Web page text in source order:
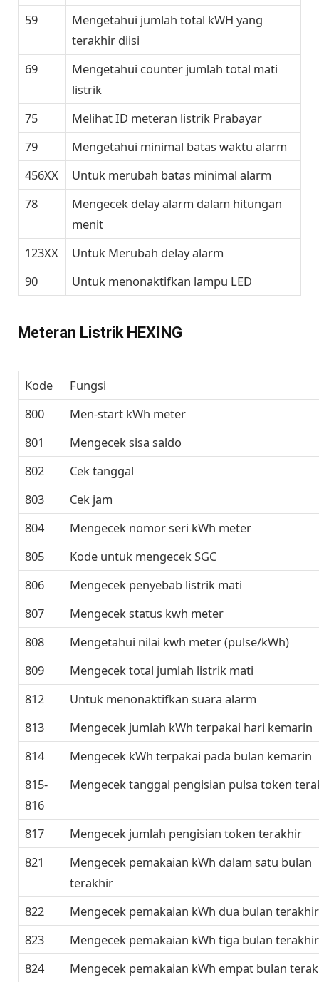
59
Mengetahui jumlah total kWH yang
terakhir diisi
69
Mengetahui counter jumlah total mati
listrik
75
Melihat ID meteran listrik Prabayar
79
Mengetahui minimal batas waktu alarm
456XX
Untuk merubah batas minimal alarm
78
Mengecek delay alarm dalam hitungan
menit
123XX
Untuk Merubah delay alarm
90
Untuk menonaktifkan lampu LED
Meteran Listrik HEXING
Kode
Fungsi
800
Men-start kWh meter
801
Mengecek sisa saldo
802
Cek tanggal
803
Cek jam
804
Mengecek nomor seri kWh meter
805
Kode untuk mengecek SGC
806
Mengecek penyebab listrik mati
807
Mengecek status kwh meter
808
Mengetahui nilai kwh meter (pulse/kWh)
809
Mengecek total jumlah listrik mati
812
Untuk menonaktifkan suara alarm
813
Mengecek jumlah kWh terpakai hari kemarin
814
Mengecek kWh terpakai pada bulan kemarin
815-
816
Mengecek tanggal pengisian pulsa token
817
Mengecek jumlah pengisian token terakhir
821
Mengecek pemakaian kWh dalam satu bulan
terakhir
822
Mengecek pemakaian kWh dua bulan terakhir
823
Mengecek pemakaian kWh tiga bulan terakhir
824
Mengecek pemakaian kWh empat bulan